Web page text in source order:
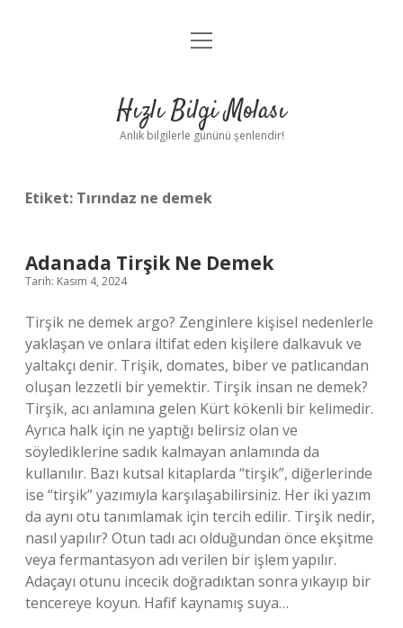
Anasayfa
Yasal Uyarı
menüyü
Hızlı Bilgi Molası
Anlık bilgilerle gününü şenlendir!
Etiket: Tırındaz ne demek
Adanada Tirşik Ne Demek
Tarih: Kasım 4, 2024
Tirşik ne demek argo? Zenginlere kişisel nedenlerle
yaklaşan ve onlara iltifat eden kişilere dalkavuk ve
yaltakçı denir. Trişik, domates, biber ve patlıcandan
oluşan lezzetli bir yemektir. Tirşik insan ne demek?
Tirşik, acı anlamına gelen Kürt kökenli bir kelimedir.
Ayrıca halk için ne yaptığı belirsiz olan ve
söylediklerine sadık kalmayan anlamında da
kullanılır. Bazı kutsal kitaplarda “tirşik”, diğerlerinde
ise “tirşik” yazımıyla karşılaşabilirsiniz. Her iki yazım
da aynı otu tanımlamak için tercih edilir. Tirşik nedir,
nasıl yapılır? Otun tadı acı olduğundan önce ekşitme
veya fermantasyon adı verilen bir işlem yapılır.
Adaçayı otunu incecik doğradıktan sonra yıkayıp bir
tencereye koyun. Hafif kaynamış suya…